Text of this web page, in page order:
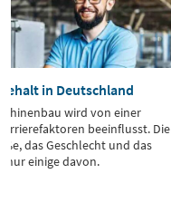
in Deutschland
wird von einer
beeinflusst. Die
das Geschlecht und das
nur einige davon.